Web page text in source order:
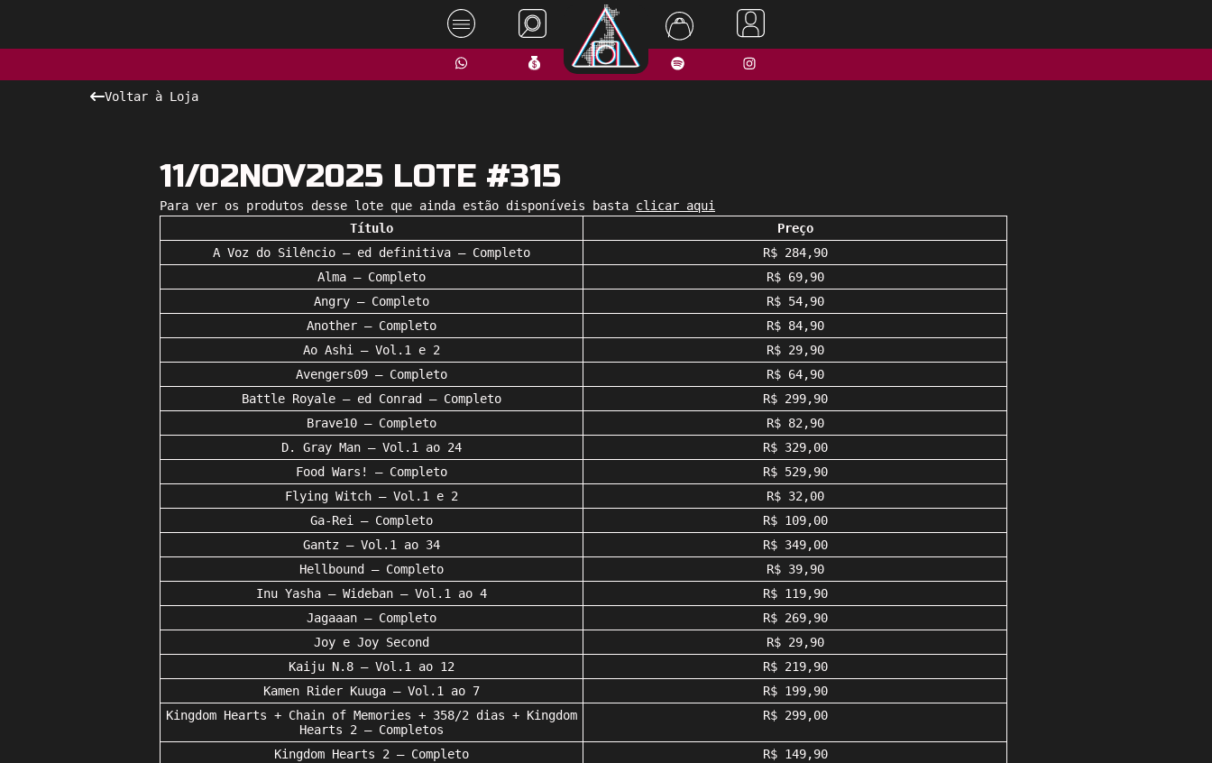
Voltar à Loja
11/02NOV2025 LOTE #315
Para ver os produtos desse lote que ainda estão disponíveis basta clicar aqui
Título
Preço
A Voz do Silêncio – ed definitiva – Completo
R$ 284,90
Alma – Completo
R$ 69,90
Angry – Completo
R$ 54,90
Another – Completo
R$ 84,90
Ao Ashi – Vol.1 e 2
R$ 29,90
Avengers09 – Completo
R$ 64,90
Battle Royale – ed Conrad – Completo
R$ 299,90
Brave10 – Completo
R$ 82,90
D. Gray Man – Vol.1 ao 24
R$ 329,00
Food Wars! – Completo
R$ 529,90
Flying Witch – Vol.1 e 2
R$ 32,00
Ga-Rei – Completo
R$ 109,00
Gantz – Vol.1 ao 34
R$ 349,00
Hellbound – Completo
R$ 39,90
Inu Yasha – Wideban – Vol.1 ao 4
R$ 119,90
Jagaaan – Completo
R$ 269,90
Joy e Joy Second
R$ 29,90
Kaiju N.8 – Vol.1 ao 12
R$ 219,90
Kamen Rider Kuuga – Vol.1 ao 7
R$ 199,90
Kingdom Hearts + Chain of Memories + 358/2 dias + Kingdom
Hearts 2 – Completos
R$ 299,00
Kingdom Hearts 2 – Completo
R$ 149,90